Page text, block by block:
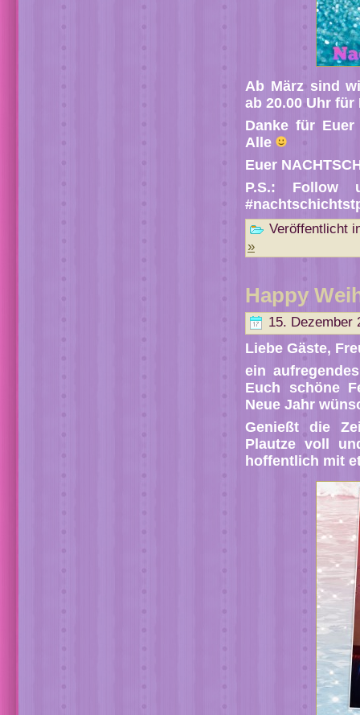
Ab März sind
ab 20.00 Uhr
Danke für
Alle
Euer
P.S.: Follow
Veröffentlicht
»
Happy
15. Dezember
Liebe Gäste,
ein
Euch schöne
Neue Jahr
Genießt die
Plautze voll
hoffentlich mit